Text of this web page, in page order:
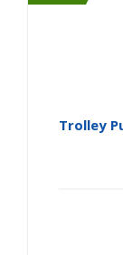
Trolley